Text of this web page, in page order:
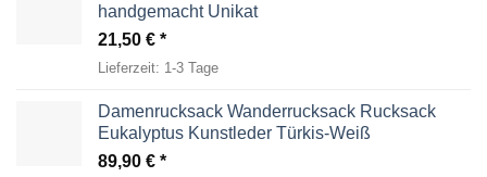
handgemacht Unikat
21,50 €
Lieferzeit: 1-3 Tage
Damenrucksack Wanderrucksack Rucksack
Eukalyptus Kunstleder Türkis-Weiß
89,90 €